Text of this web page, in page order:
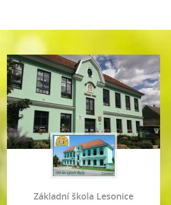
Základní škola Lesonice